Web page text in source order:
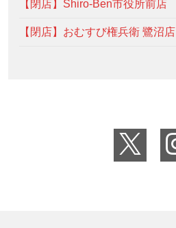
【閉店】Shiro-Ben市役所前店
【閉店】おむすび権兵衛 鷺沼店